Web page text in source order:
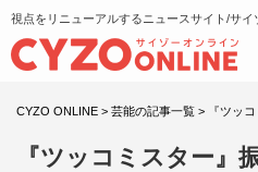
視点をリニューアルするニュースサイト/サイ
CYZO ONLINE > 芸能の記事一覧 > 『ツッ
『ツッコミスター